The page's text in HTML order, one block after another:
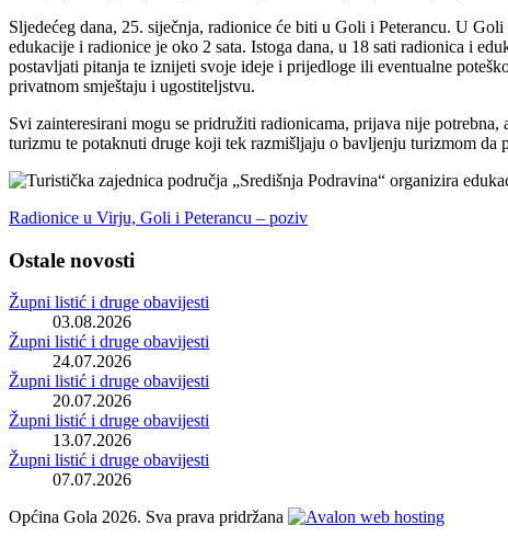
Sljedećeg dana, 25. siječnja, radionice će biti u Goli i Peterancu. U
edukacije i radionice je oko 2 sata. Istoga dana, u 18 sati radionica i
postavljati pitanja te iznijeti svoje ideje i prijedloge ili eventualne
privatnom smještaju i ugostiteljstvu.
Svi zainteresirani mogu se pridružiti radionicama, prijava nije
turizmu te potaknuti druge koji tek razmišljaju o bavljenju turizmom da
Radionice u Virju, Goli i Peterancu – poziv
Ostale novosti
Župni listić i druge obavijesti
03.08.2026
Župni listić i druge obavijesti
24.07.2026
Župni listić i druge obavijesti
20.07.2026
Župni listić i druge obavijesti
13.07.2026
Župni listić i druge obavijesti
07.07.2026
Općina Gola 2026. Sva prava pridržana